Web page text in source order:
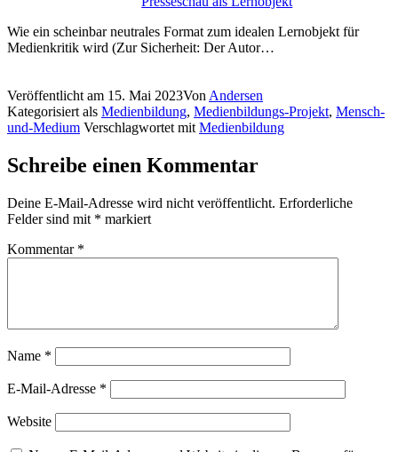
Wie ein scheinbar neutrales Format zum idealen Lernobjekt für
Medienkritik wird (Zur Sicherheit: Der Autor…
Veröffentlicht am 15. Mai 2023Von Andersen
Kategorisiert als Medienbildung, Medienbildungs-Projekt, Mensch-
und-Medium Verschlagwortet mit Medienbildung
Schreibe einen Kommentar
Deine E-Mail-Adresse wird nicht veröffentlicht. Erforderliche
Felder sind mit * markiert
Kommentar *
Name *
E-Mail-Adresse *
Website